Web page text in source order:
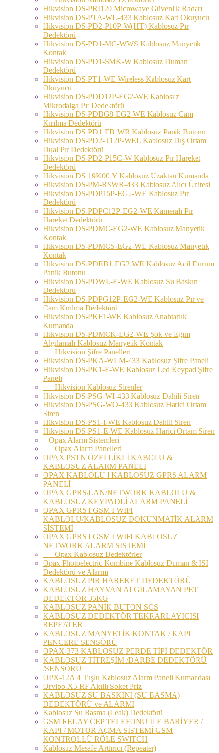
Hikvision DS-PRI120 Microwave Güvenlik Radarı
Hikvision DS-PTA-WL-433 Kablosuz Kart Okuyucu
Hikvision DS-PD2-P10P-W(HT) Kablosuz Pır
Dedektörü
Hikvision DS-PD1-MC-WWS Kablosuz Manyetik
Kontak
Hikvision DS-PD1-SMK-W Kablosuz Duman
Dedektörü
Hikvision DS-PT1-WE Wireless Kablosuz Kart
Okuyucu
Hikvision DS-PDD12P-EG2-WE Kablosuz
Mikrodalga Pır Dedektörü
Hikvision DS-PDBG8-EG2-WE Kablosuz Cam
Kırılma Dedektörü
Hikvision DS-PD1-EB-WR Kablosuz Panik Butonu
Hikvision DS-PD2-T12P-WEL Kablosuz Dış Ortam
Dual Pır Dedektörü
Hikvision DS-PD2-P15C-W Kablosuz Pır Hareket
Dedektörü
Hikvision DS-19K00-Y Kablosuz Uzaktan Kumanda
Hikvision DS-PM-RSWR-433 Kablosuz Alıcı Ünitesi
Hikvision DS-PDP15P-EG2-WE Kablosuz Pır
Dedektörü
Hikvision DS-PDPC12P-EG2-WE Kameralı Pır
Hareket Dedektörü
Hikvision DS-PDMC-EG2-WE Kablosuz Manyetik
Kontak
Hikvision DS-PDMCS-EG2-WE Kablosuz Manyetik
Kontak
Hikvision DS-PDEB1-EG2-WE Kablosuz Acil Durum
Panik Butonu
Hikvision DS-PDWL-E-WE Kablosuz Su Baskın
Dedektörü
Hikvision DS-PDPG12P-EG2-WE Kablosuz Pır ve
Cam Kırılma Dedektörü
Hikvision DS-PKF1-WE Kablosuz Anahtarlık
Kumanda
Hikvision DS-PDMCK-EG2-WE Şok ve Eğim
Algılamalı Kablosuz Manyetik Kontak
Hikvision Şifre Panelleri
Hikvision DS-PKA-WLM-433 Kablosuz Şifre Paneli
Hikvision DS-PK1-E-WE Kablosuz Led Keypad Şifre
Paneli
Hikvision Kablosuz Sirenler
Hikvision DS-PSG-WI-433 Kablosuz Dahili Siren
Hikvision DS-PSG-WO-433 Kablosuz Harici Ortam
Siren
Hikvision DS-PS1-I-WE Kablosuz Dahili Siren
Hikvision DS-PS1-E-WE Kablosuz Harici Ortam Siren
Opax Alarm Sistemleri
Opax Alarm Panelleri
OPAX PSTN ÖZELLİKLİ KABOLU &
KABLOSUZ ALARM PANELİ
OPAX KABLOLU I KABLOSUZ GPRS ALARM
PANELİ
OPAX GPRS/LAN/NETWORK KABLOLU &
KABLOSUZ KEYPADLİ ALARM PANELİ
OPAX GPRS I GSM I WIFI
KABLOLU/KABLOSUZ DOKUNMATİK ALARM
SİSTEMİ
OPAX GPRS I GSM I WIFI KABLOSUZ
NETWORK ALARM SİSTEMİ
Opax Kablosuz Dedektörler
Opax Photoelectric Kombine Kablosuz Duman & ISI
Dedektörü ve Alarmı
KABLOSUZ PIR HAREKET DEDEKTÖRÜ
KABLOSUZ HAYVAN ALGILAMAYAN PET
DEDEKTÖR 35KG
KABLOSUZ PANİK BUTON SOS
KABLOSUZ DEDEKTÖR TEKRARLAYICISI
REPEATER
KABLOSUZ MANYETİK KONTAK / KAPI
PENCERE SENSÖRÜ
OPAX-373 KABLOSUZ PERDE TİPİ DEDEKTÖR
KABLOSUZ TİTREŞİM /DARBE DEDEKTÖRÜ
/SENSÖRÜ
OPX-12A 4 Tuşlu Kablosuz Alarm Paneli Kumandası
Orvibo-X5 RF Akıllı Soket Priz
KABLOSUZ SU BASKINI (SU BASMA)
DEDEKTÖRÜ ve ALARMI
Kablosuz Su Basma (Leak) Dedektörü
GSM RELAY CEP TELEFONU İLE BARİYER /
KAPI / MOTOR AÇMA SİSTEMİ GSM
KONTROLLÜ RÖLE SWITCH
Kablosuz Mesafe Arttırıcı (Repeater)